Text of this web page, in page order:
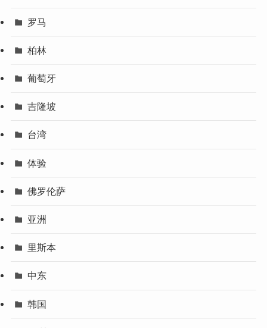
罗马
柏林
葡萄牙
吉隆坡
台湾
体验
佛罗伦萨
亚洲
里斯本
中东
韩国